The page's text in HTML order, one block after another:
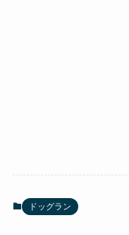
ドッグラン